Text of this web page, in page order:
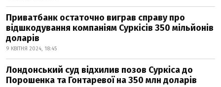
Приватбанк остаточно виграв справу про
відшкодування компаніям Суркісів 350 мільйонів
доларів
9 КВІТНЯ 2024, 18:45
Лондонський суд відхилив позов Суркіса до
Порошенка та Гонтаревої на 350 млн доларів